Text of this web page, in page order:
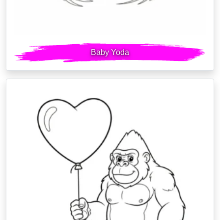
Baby Yoda